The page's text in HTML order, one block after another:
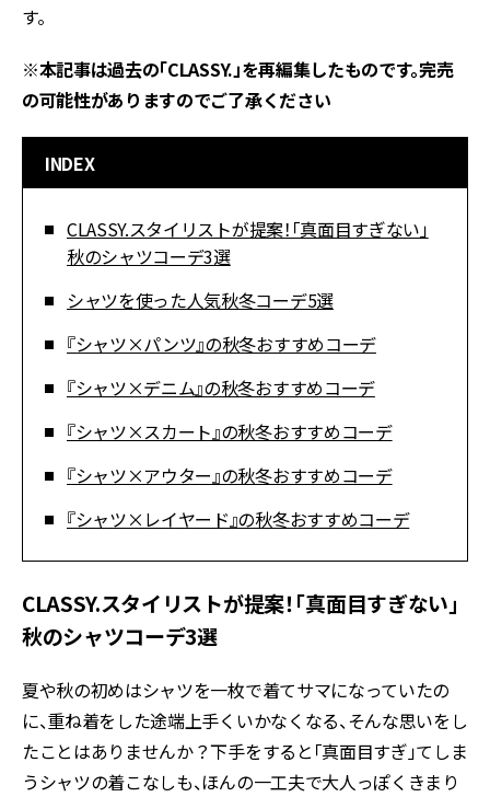
す。
※本記事は過去の「CLASSY.」を再編集したものです。完売
の可能性がありますのでご了承ください
INDEX
CLASSY.スタイリストが提案！「真面目すぎない」
秋のシャツコーデ3選
シャツを使った人気秋冬コーデ5選
『シャツ×パンツ』の秋冬おすすめコーデ
『シャツ×デニム』の秋冬おすすめコーデ
『シャツ×スカート』の秋冬おすすめコーデ
『シャツ×アウター』の秋冬おすすめコーデ
『シャツ×レイヤード』の秋冬おすすめコーデ
CLASSY.スタイリストが提案！「真面目すぎない」
秋のシャツコーデ3選
夏や秋の初めはシャツを一枚で着てサマになっていたの
に、重ね着をした途端上手くいかなくなる、そんな思いをし
たことはありませんか？下手をすると「真面目すぎ」てしま
うシャツの着こなしも、ほんの一工夫で大人っぽくきまり